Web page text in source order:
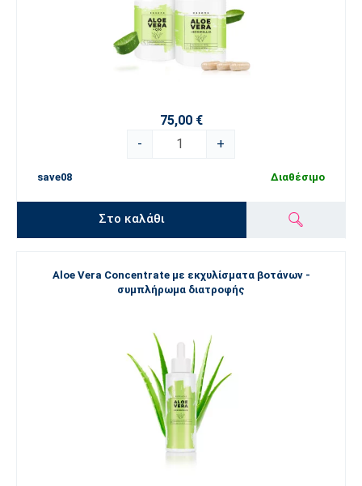
Ανακαλύψτε τη δύναμη της φύσης με την
ESSENS Aloe vera
Όλα τα προϊόντα ESSENS Aloe vera δημιουργούνται με εξαιρετική
υποστηρίζουν το ανοσοποιητικό σας σύστημα, την πέψη και την
ζωτικότητά σας και δυναμώστε το ανοσοποιητικό σας
ενυδάτωση από μέσα.
Έχετε ξηρό ή ερεθισμένο δέρμα;
Καταπραΰνετε, ηρεμήστε
Αναζητάτε κορυφαία ποιότητα χωρίς συμβιβασμούς;
προϊόντα ESSENS Aloe vera προσφέρουν υψηλή
περιεκτικότητα σε δραστικά συστατικά με
αποδεδειγμένη σύνθεση
Επιλέξτε τα αγαπημένα σας προϊόντα
αξίζετε την καλύτερη φροντίδα που μπορεί να προσφέρει η φύση.
75,00 €
-
+
save08 Διαθέσιμο
Στο καλάθι
Aloe Vera Concentrate με εκχυλίσματα βοτάνων -
συμπλήρωμα διατροφής